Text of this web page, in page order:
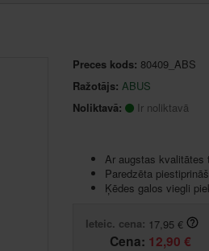
Preces kods: 80409_ABS
Ražotājs: ABUS
Noliktavā:
Ir noliktavā
Ar augstas kvalitātes
Paredzēta
Ķēdes galos viegli
Ieteic. cena: 17,95 €
Cena: 12,90 €